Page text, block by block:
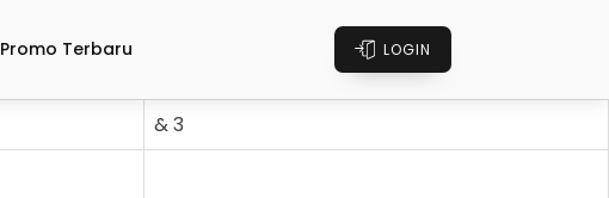
Promo Terbaru LOGIN
& 3